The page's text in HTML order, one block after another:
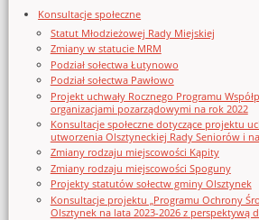
Konsultacje społeczne
Statut Młodzieżowej Rady Miejskiej
Zmiany w statucie MRM
Podział sołectwa Łutynowo
Podział sołectwa Pawłowo
Projekt uchwały Rocznego Programu
organizacjami pozarządowymi na rok 2022
Konsultacje społeczne dotyczące projektu
utworzenia Olsztyneckiej Rady Seniorów i
Zmiany rodzaju miejscowości Kąpity
Zmiany rodzaju miejscowości Spoguny
Projekty statutów sołectw gminy Olsztynek
Konsultacje projektu „Programu Ochrony
Olsztynek na lata 2023-2026 z perspektywą